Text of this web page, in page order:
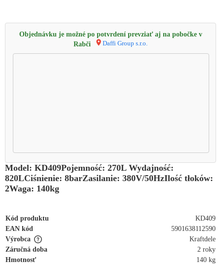
Objednávku je možné po potvrdení prevziať aj na pobočke v
Rabči
Daffi Group s.r.o.
Model: KD409Pojemność: 270L Wydajność:
820LCiśnienie: 8barZasilanie: 380V/50HzIlość tłoków:
2Waga: 140kg
Kód produktu
KD409
EAN kód
5901638112590
Výrobca
Kraftdele
Záručná doba
2 roky
Hmotnosť
140 kg